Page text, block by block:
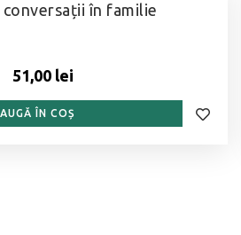
conversații în familie
51,00 lei
ÎN COȘ